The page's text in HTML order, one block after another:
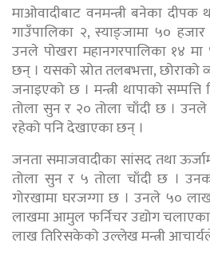
माओवादीबाट वनमन्त्री बनेका दीपक
गाउँपालिका २, स्याङ्जामा ५०
उनले पोखरा महानगरपालिका १४
छन् । यसको स्रोत तलबभत्ता, छोराको
जनाइएको छ । मन्त्री थापाको
तोला सुन र २० तोला चाँदी छ ।
रहेको पनि देखाएका छन् ।
जनता समाजवादीका सांसद तथा
तोला सुन र ५ तोला चाँदी छ ।
गोरखामा घरजग्गा छ । उनले ५०
लाखमा आमुल फर्निचर उद्योग
लाख तिरिसकेको उल्लेख मन्त्री